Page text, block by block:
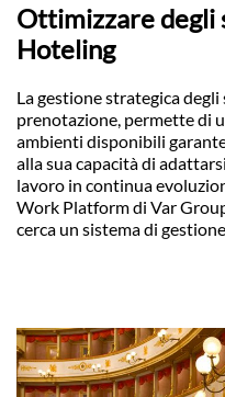
Ottimizzare degli
Hoteling
La gestione strategica degli
prenotazione, permette di
ambienti disponibili
alla sua capacità di
lavoro in continua
Work Platform di Var
cerca un sistema di